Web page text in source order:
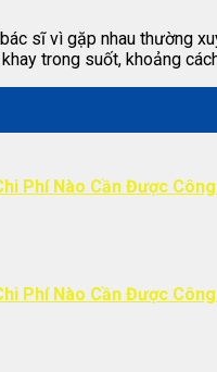
sĩ vì gặp nhau thường
trong suốt, khoảng
Phí Nào Cần Được
Phí Nào Cần Được